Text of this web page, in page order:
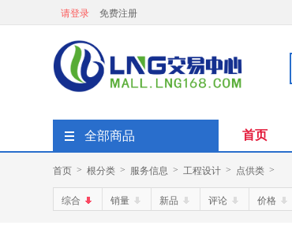
请登录 免费注册
全部商品 首页
首页 > 根分类 > 服务信息 > 工程设计 > 点供类 >
综合 销量 新品 评论 价格